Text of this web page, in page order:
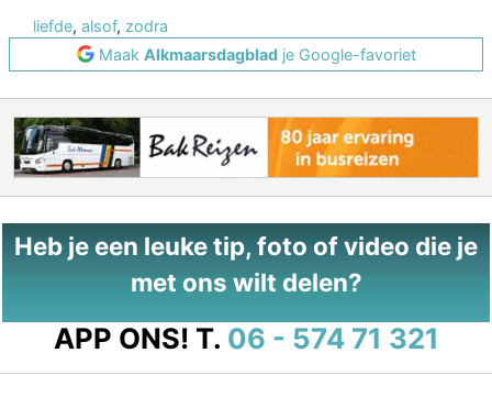
liefde, alsof, zodra
Maak Alkmaarsdagbladje Google-favoriet
Heb je een leuke tip, foto of video die je
met ons wilt delen?
APP ONS! T. 06 - 574 71 321